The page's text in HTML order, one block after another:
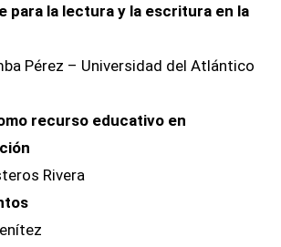
para la lectura y la escritura en la
Pérez – Universidad del Atlántico
recurso educativo en
Rivera